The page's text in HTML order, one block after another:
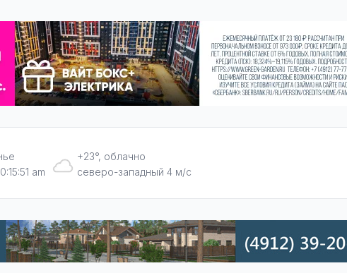
am
+23°, облачно
северо-западный 4 м/с